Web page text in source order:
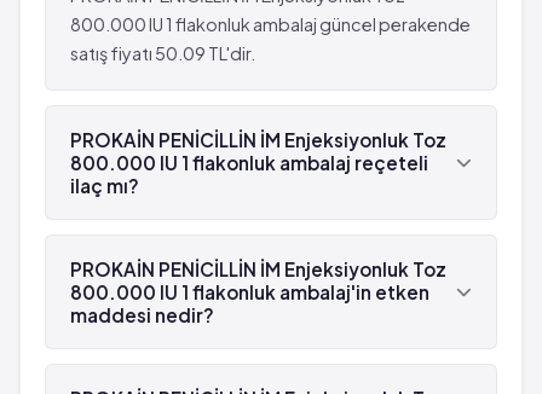
Döküntü ve kaşıntı
Kanda potasyum düzeyinin artması
Ani gelişen hırıltılı nefes alma
Kandaki nötrofil sayısında azalma
Kanama eğiliminde artma
Yüksek dozlarda sinir sistemi rahatsızlıkları
800.000 IU 1 flakonluk ambalaj güncel perakende
satış fiyatı 50.09 TL'dir.
PROKAİN PENİCİLLİN İM Enjeksiyonluk Toz
800.000 IU 1 flakonluk ambalaj reçeteli
ilaç mı?
Evet, PROKAİN PENİCİLLİN İM Enjeksiyonluk Toz
800.000 IU 1 flakonluk ambalaj beyaz reçetelidir.
PROKAİN PENİCİLLİN İM Enjeksiyonluk Toz
800.000 IU 1 flakonluk ambalaj'in etken
maddesi nedir?
PROKAİN PENİCİLLİN İM Enjeksiyonluk Toz